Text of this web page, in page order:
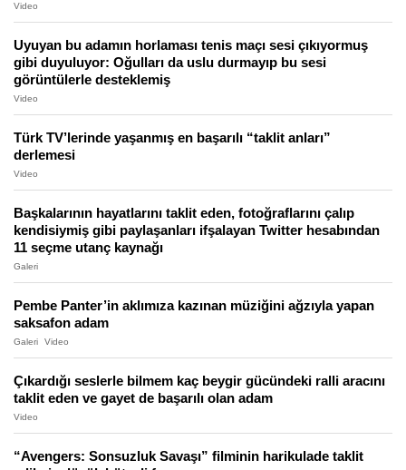
Video
Uyuyan bu adamın horlaması tenis maçı sesi çıkıyormuş
gibi duyuluyor: Oğulları da uslu durmayıp bu sesi
görüntülerle desteklemiş
Video
Türk TV’lerinde yaşanmış en başarılı “taklit anları”
derlemesi
Video
Başkalarının hayatlarını taklit eden, fotoğraflarını çalıp
kendisiymiş gibi paylaşanları ifşalayan Twitter hesabından
11 seçme utanç kaynağı
Galeri
Pembe Panter’in aklımıza kazınan müziğini ağzıyla yapan
saksafon adam
Galeri Video
Çıkardığı seslerle bilmem kaç beygir gücündeki ralli aracını
taklit eden ve gayet de başarılı olan adam
Video
“Avengers: Sonsuzluk Savaşı” filminin harikulade taklit